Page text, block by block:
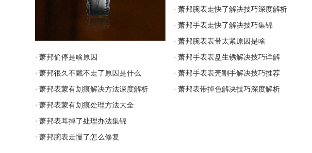
· 萧邦偷停是啥原因
· 萧邦很久不戴不走了原因是什么
· 萧邦表蒙有划痕解决方法深度解析
· 萧邦表蒙有划痕处理方法大全
· 萧邦表耳掉了处理办法集锦
· 萧邦腕表走慢了怎么修复
· 萧邦腕表走快了解决技巧深度解析
· 萧邦手表走快了解决技巧集锦
· 萧邦腕表表带太紧原因是啥
· 萧邦手表表盘生锈解决技巧详解
· 萧邦手表表壳割手解决技巧推荐
· 萧邦表带掉色解决技巧深度解析